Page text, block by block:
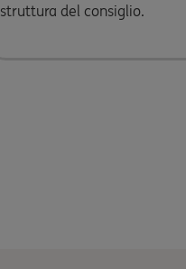
struttura del consiglio.